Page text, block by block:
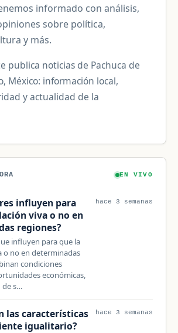
informado con análisis,
sobre política,
y más.
publica noticias de Pachuca de
México: información local,
y actualidad de la
EN VIVO
influyen para
viva o no en
regiones?
influyen para que la
o no en determinadas
condiciones
económicas,
de s…
hace 3 semanas
las características
igualitario?
hace 3 semanas